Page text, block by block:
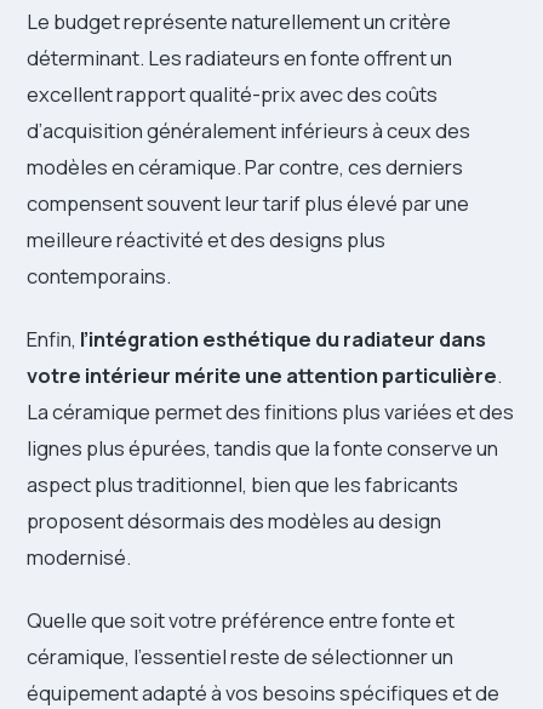
Le budget représente naturellement un critère
déterminant. Les radiateurs en fonte offrent un
excellent rapport qualité-prix avec des coûts
d’acquisition généralement inférieurs à ceux des
modèles en céramique. Par contre, ces derniers
compensent souvent leur tarif plus élevé par une
meilleure réactivité et des designs plus
contemporains.
Enfin, l’intégration esthétique du radiateur dans
votre intérieur mérite une attention particulière.
La céramique permet des finitions plus variées et des
lignes plus épurées, tandis que la fonte conserve un
aspect plus traditionnel, bien que les fabricants
proposent désormais des modèles au design
modernisé.
Quelle que soit votre préférence entre fonte et
céramique, l’essentiel reste de sélectionner un
équipement adapté à vos besoins spécifiques et de